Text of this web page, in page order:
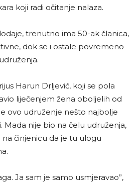
koji radi očitanje nalaza.
trenutno ima 50-ak članica,
dok se i ostale povremeno
Harun Drljević, koji se pola
liječenjem žena oboljelih od
ovo udruženje nešto najbolje
Mada nije bio na čelu udruženja,
činjenicu da je tu ulogu
Ja sam je samo usmjeravao”,